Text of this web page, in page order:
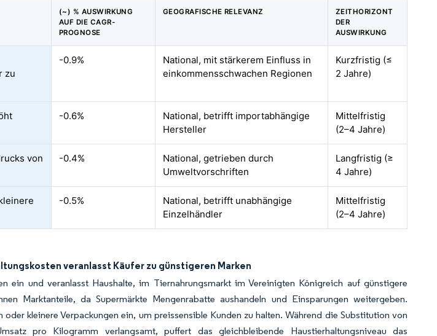
(~) % AUSWIRKUNG
AUF DIE CAGR-
PROGNOSE
GEOGRAFISCHE RELEVANZ
ZEITHORIZONT
DER
AUSWIRKUNG
zu
-0.9%
National, mit stärkerem Einfluss in
einkommensschwachen Regionen
Kurzfristig (≤
2 Jahre)
-0.6%
National, betrifft importabhängige
Hersteller
Mittelfristig
(2–4 Jahre)
von
-0.4%
National, getrieben durch
Umweltvorschriften
Langfristig (≥
4 Jahre)
-0.5%
National, betrifft unabhängige
Einzelhändler
Mittelfristig
(2–4 Jahre)
veranlasst Käufer zu günstigeren Marken
ein und veranlasst Haushalte, im Tiernahrungsmarkt im Vereinigten Königreich auf günstigere
Marktanteile, da Supermärkte Mengenrabatte aushandeln und Einsparungen weitergeben.
kleinere Verpackungen ein, um preissensible Kunden zu halten. Während die Substitution von
pro Kilogramm verlangsamt, puffert das gleichbleibende Haustierhaltungsniveau das